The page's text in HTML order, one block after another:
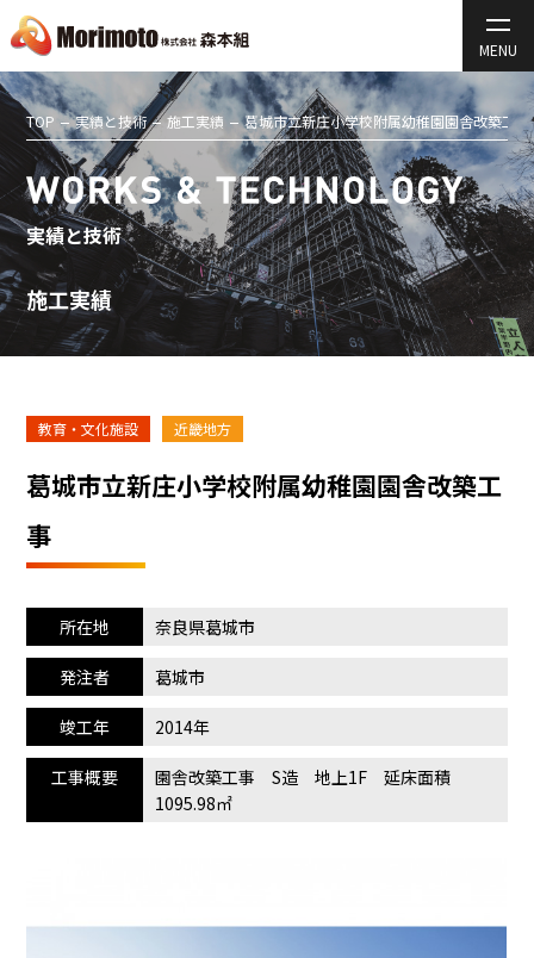
TOP 実績と技術 施工実績 葛城市立新庄小学校附属幼稚園園舎改築工事
実績と技術
施工実績
教育・文化施設 近畿地方
葛城市立新庄小学校附属幼稚園園舎改築工
事
所在地 奈良県葛城市
発注者 葛城市
竣工年 2014年
工事概要
園舎改築工事 S造 地上1F 延床面積
1095.98㎡